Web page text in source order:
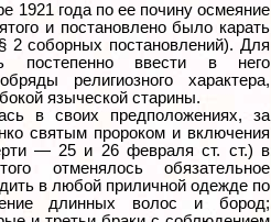
1921 года по ее почину осмеяние
и постановлено было карать
2 соборных постановлений). Для
постепенно ввести в него
религиозного характера,
языческой старины.
в своих предположениях, за
святым пророком и включения
— 25 и 26 февраля ст. ст.) в
отменялось обязательное
в любой приличной одежде по
длинных волос и бород;